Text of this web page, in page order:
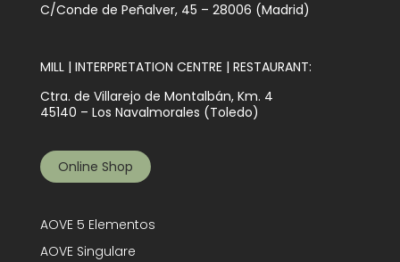
C/Conde de Peñalver, 45 – 28006 (Madrid)
MILL | INTERPRETATION CENTRE | RESTAURANT:
Ctra. de Villarejo de Montalbán, Km. 4
45140 – Los Navalmorales (Toledo)
Online Shop
AOVE 5 Elementos
AOVE Singulare